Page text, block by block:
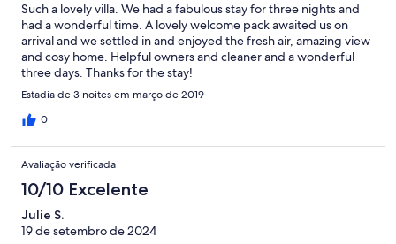
Such a lovely villa. We had a fabulous stay for three nights and
had a wonderful time. A lovely welcome pack awaited us on
arrival and we settled in and enjoyed the fresh air, amazing view
and cosy home. Helpful owners and cleaner and a wonderful
three days. Thanks for the stay!
Estadia de 3 noites em março de 2019
0
Avaliação verificada
10/10 Excelente
Julie S.
19 de setembro de 2024